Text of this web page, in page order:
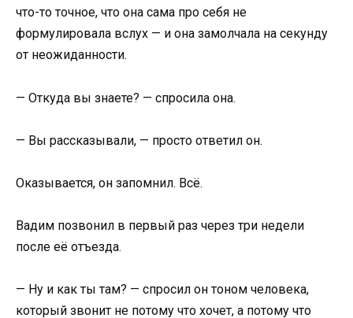
что-то точное, что она сама про себя не
формулировала вслух — и она замолчала на секунду
от неожиданности.
— Откуда вы знаете? — спросила она.
— Вы рассказывали, — просто ответил он.
Оказывается, он запомнил. Всё.
Вадим позвонил в первый раз через три недели
после её отъезда.
— Ну и как ты там? — спросил он тоном человека,
который звонит не потому что хочет, а потому что